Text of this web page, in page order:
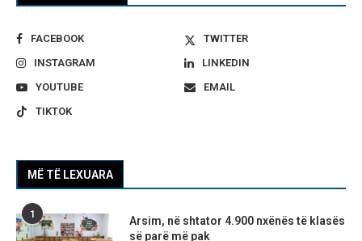
FACEBOOK
TWITTER
INSTAGRAM
LINKEDIN
YOUTUBE
EMAIL
TIKTOK
MË TË LEXUARA
1
Arsim, në shtator 4.900 nxënës të klasës
së parë më pak